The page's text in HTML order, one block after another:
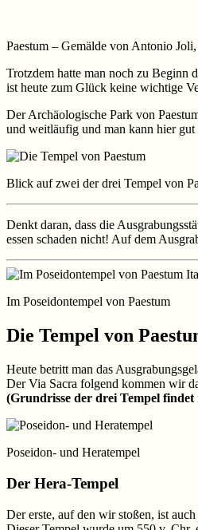
Paestum – Gemälde von Antonio
Trotzdem hatte man noch zu Beginn
ist heute zum Glück keine wichtige
Der Archäologische Park von
und weitläufig und man kann hier gut
Blick auf zwei der drei Tempel von
Denkt daran, dass die
essen schaden nicht! Auf dem
Im Poseidontempel von Paestum
Die Tempel von
Heute betritt man das
Der Via Sacra folgend kommen wir
(Grundrisse der drei Tempel findet
Poseidon- und Heratempel
Der Hera-Tempel
Der erste, auf den wir stoßen, ist